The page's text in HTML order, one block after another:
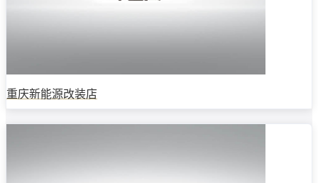
重庆新能源改装店